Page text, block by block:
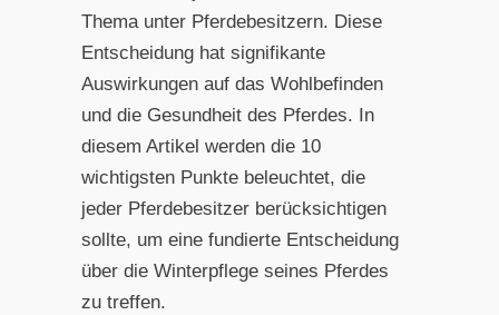
Thema unter Pferdebesitzern. Diese
Entscheidung hat signifikante
Auswirkungen auf das Wohlbefinden
und die Gesundheit des Pferdes. In
diesem Artikel werden die 10
wichtigsten Punkte beleuchtet, die
jeder Pferdebesitzer berücksichtigen
sollte, um eine fundierte Entscheidung
über die Winterpflege seines Pferdes
zu treffen.